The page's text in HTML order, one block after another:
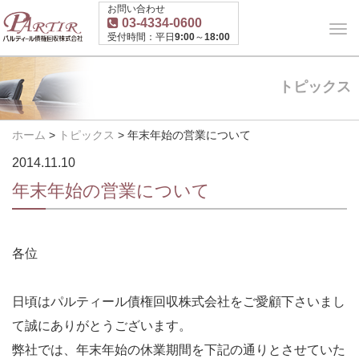
お問い合わせ
03-4334-0600
受付時間：平日9:00～18:00
トピックス
ホーム > トピックス > 年末年始の営業について
2014.11.10
年末年始の営業について
各位
日頃はパルティール債権回収株式会社をご愛顧下さいまし
て誠にありがとうございます。
弊社では、年末年始の休業期間を下記の通りとさせていた